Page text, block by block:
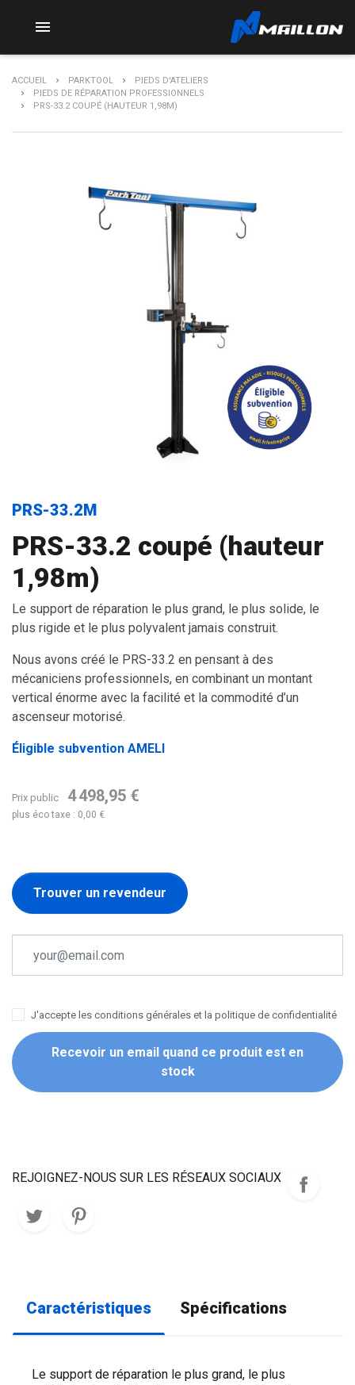

ACCUEIL PARKTOOL
PIEDS D'ATELIERS
PIEDS DE RÉPARATION PROFESSIONNELS
PRS-33.2 COUPÉ (HAUTEUR 1,98M)
PRS-33.2M
PRS-33.2 coupé (hauteur
1,98m)
Le support de réparation le plus grand, le plus solide, le
plus rigide et le plus polyvalent jamais construit.
Nous avons créé le PRS-33.2 en pensant à des
mécaniciens professionnels, en combinant un montant
vertical énorme avec la facilité et la commodité d’un
ascenseur motorisé.
Éligible subvention AMELI
Prix public 4 498,95 €
plus éco taxe : 0,00 €
Trouver un revendeur
J'accepte les conditions générales et la politique de confidentialité
Recevoir un email quand ce produit est en
stock
REJOIGNEZ-NOUS SUR LES RÉSEAUX SOCIAUX
Caractéristiques Spécifications
Le support de réparation le plus grand, le plus